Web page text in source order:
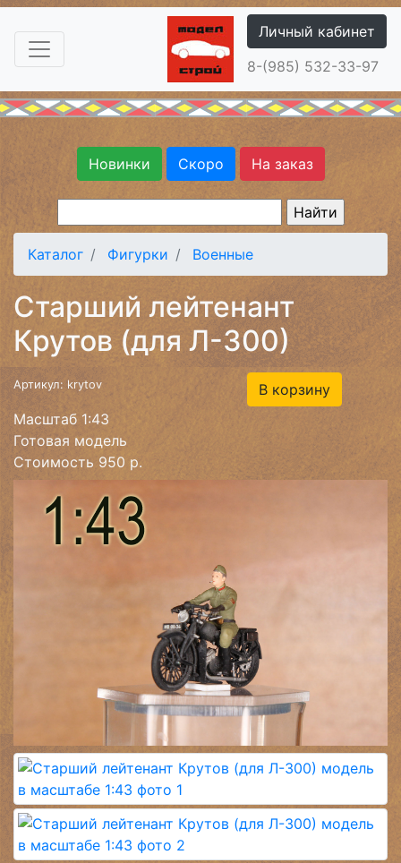
Личный кабинет
8-(985) 532-33-97
Новинки Скоро На заказ
Каталог Фигурки Военные
Старший лейтенант
Крутов (для Л-300)
Артикул: krytov
Масштаб 1:43
Готовая модель
Стоимость 950 р.
В корзину